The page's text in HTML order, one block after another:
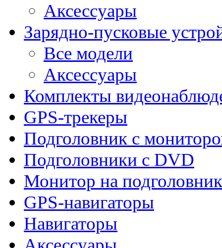
Аксессуары
Зарядно-пусковые
Все модели
Аксессуары
Комплекты
GPS-трекеры
Подголовник с
Подголовники с DVD
Монитор на подголовник
GPS-навигаторы
Навигаторы